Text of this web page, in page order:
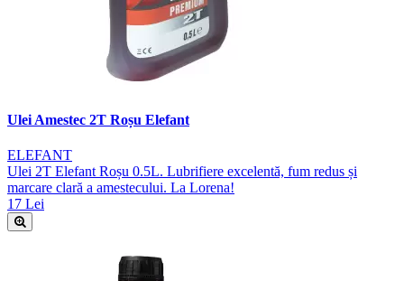
Ulei Amestec 2T Roșu Elefant
ELEFANT
Ulei 2T Elefant Roșu 0.5L. Lubrifiere excelentă, fum redus și
marcare clară a amestecului. La Lorena!
17 Lei